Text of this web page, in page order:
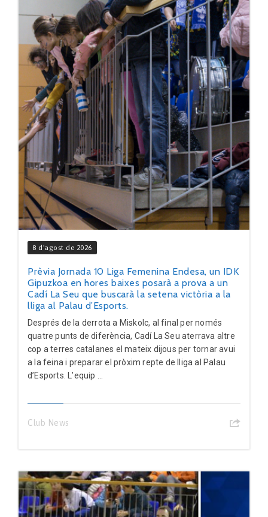
8 d'agost de 2026
Prèvia Jornada 10 Liga Femenina Endesa, un IDK
Gipuzkoa en hores baixes posarà a prova a un
Cadí La Seu que buscarà la setena victòria a la
lliga al Palau d’Esports.
Després de la derrota a Miskolc, al final per només
quatre punts de diferència, Cadí La Seu aterrava altre
cop a terres catalanes el mateix dijous per tornar avui
a la feina i preparar el pròxim repte de lliga al Palau
d’Esports. L’equip ...
Club News